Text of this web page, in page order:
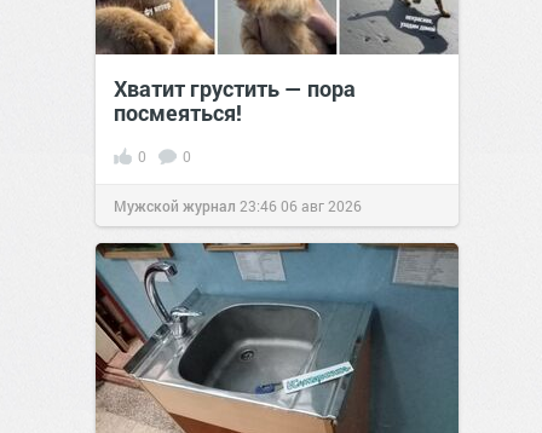
Хватит грустить — пора
посмеяться!
0 0
Мужской журнал 23:4606 авг 2026